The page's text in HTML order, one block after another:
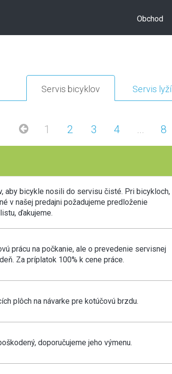
Obchod
Servis bicyklov Servis lyží
1 2 3 4 ... 8
aby bicykle nosili do servisu čisté. Pri bicykloch,
v našej predajni požadujeme predloženie
ďakujeme.
prácu na počkanie, ale o prevedenie servisnej
Za príplatok 100% k cene práce.
plôch na návarke pre kotúčovú brzdu.
doporučujeme jeho výmenu.